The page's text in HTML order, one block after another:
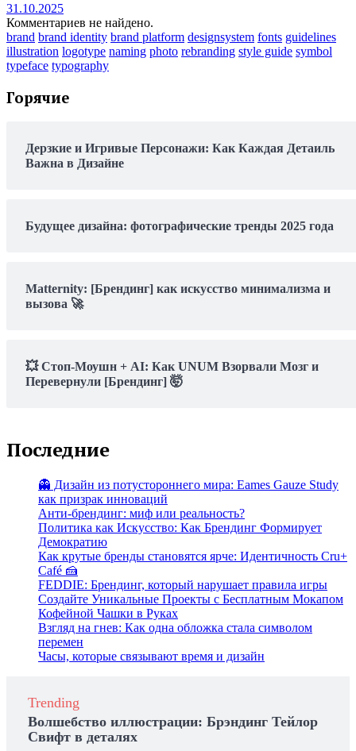
31.10.2025
Комментариев не найдено.
brand brand identity brand platform designsystem fonts guidelines
illustration logotype naming photo rebranding style guide symbol
typeface typography
Горячие
Дерзкие и Игривые Персонажи: Как Каждая Детаиль
Важна в Дизайне
Будущее дизайна: фотографические тренды 2025 года
Matternity: [Брендинг] как искусство минимализма и
вызова 🚀
💥 Стоп-Моушн + AI: Как UNUM Взорвали Мозг и
Перевернули [Брендинг] 🤯
Последние
👻 Дизайн из потустороннего мира: Eames Gauze Study
как призрак инноваций
Анти-брендинг: миф или реальность?
Политика как Искусство: Как Брендинг Формирует
Демократию
Как крутые бренды становятся ярче: Идентичность Cru+
Café 🍰
FEDDIE: Брендинг, который нарушает правила игры
Создайте Уникальные Проекты с Бесплатным Мокапом
Кофейной Чашки в Руках
Взгляд на гнев: Как одна обложка стала символом
перемен
Часы, которые связывают время и дизайн
Trending
Волшебство иллюстрации: Брэндинг Тейлор
Свифт в деталях